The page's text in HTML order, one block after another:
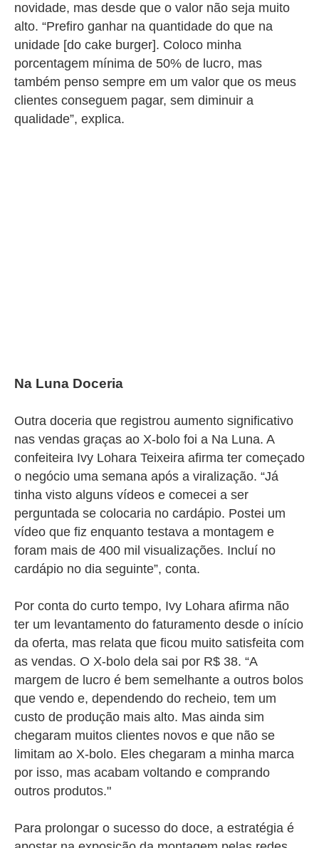
novidade, mas desde que o valor não seja muito
alto. “Prefiro ganhar na quantidade do que na
unidade [do cake burger]. Coloco minha
porcentagem mínima de 50% de lucro, mas
também penso sempre em um valor que os meus
clientes conseguem pagar, sem diminuir a
qualidade”, explica.
Na Luna Doceria
Outra doceria que registrou aumento significativo
nas vendas graças ao X-bolo foi a Na Luna. A
confeiteira Ivy Lohara Teixeira afirma ter começado
o negócio uma semana após a viralização. “Já
tinha visto alguns vídeos e comecei a ser
perguntada se colocaria no cardápio. Postei um
vídeo que fiz enquanto testava a montagem e
foram mais de 400 mil visualizações. Incluí no
cardápio no dia seguinte”, conta.
Por conta do curto tempo, Ivy Lohara afirma não
ter um levantamento do faturamento desde o início
da oferta, mas relata que ficou muito satisfeita com
as vendas. O X-bolo dela sai por R$ 38. “A
margem de lucro é bem semelhante a outros bolos
que vendo e, dependendo do recheio, tem um
custo de produção mais alto. Mas ainda sim
chegaram muitos clientes novos e que não se
limitam ao X-bolo. Eles chegaram a minha marca
por isso, mas acabam voltando e comprando
outros produtos."
Para prolongar o sucesso do doce, a estratégia é